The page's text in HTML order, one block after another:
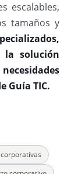
escalables,
tamaños y
la solución
Guía TIC.